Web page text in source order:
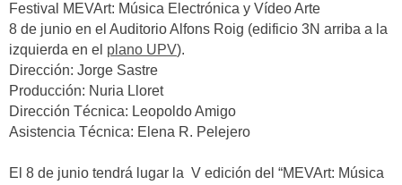
Festival MEVArt: Música Electrónica y Vídeo Arte
8 de junio en el Auditorio Alfons Roig (edificio 3N arriba a la
izquierda en el plano UPV).
Dirección: Jorge Sastre
Producción: Nuria Lloret
Dirección Técnica: Leopoldo Amigo
Asistencia Técnica: Elena R. Pelejero
El 8 de junio tendrá lugar la V edición del “MEVArt: Música